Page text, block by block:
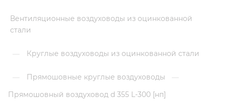
Вентиляционные воздуховоды из оцинкованной
стали
— Круглые воздуховоды из оцинкованной стали
— Прямошовные круглые воздуховоды
—
Прямошовный воздуховод d 355 L-300 [нп]